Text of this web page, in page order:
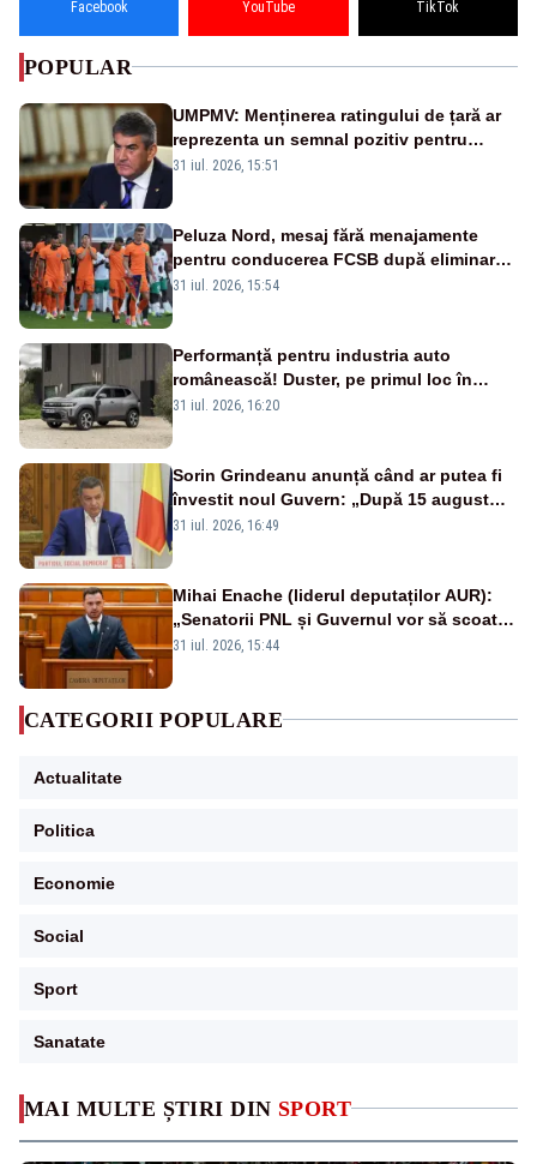
MAI MULTE ȘTIRI DIN SPORT
Facebook YouTube TikTok
POPULAR
UMPMV: Menținerea ratingului de țară ar
reprezenta un semnal pozitiv pentru
România. Autoritățile trebuie să continue
31 iul. 2026, 15:51
Peluza Nord, mesaj fără menajamente
pentru conducerea FCSB după eliminarea
rușinoasă din Conference League
31 iul. 2026, 15:54
Performanță pentru industria auto
românească! Duster, pe primul loc în
topul vânzărilor din Ucraina
31 iul. 2026, 16:20
Sorin Grindeanu anunță când ar putea fi
învestit noul Guvern: „După 15 august
sunt șanse mai mari”
31 iul. 2026, 16:49
Mihai Enache (liderul deputaților AUR):
„Senatorii PNL și Guvernul vor să scoată
la vânzare bunuri publice pentru a stinge
31 iul. 2026, 15:44
CATEGORII POPULARE
Actualitate
Politica
Economie
Social
Sport
Sanatate